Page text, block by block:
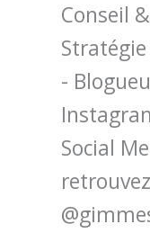
Conseil
-
Social